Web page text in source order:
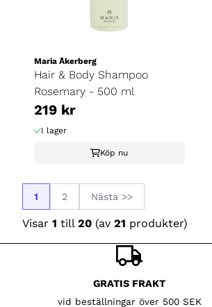
Maria Åkerberg
Hair & Body Shampoo
Rosemary - 500 ml
219 kr
I lager
Köp nu
1 2 Nästa >>
Visar 1 till 20 (av 21 produkter)
GRATIS FRAKT
vid beställningar över 500 SEK